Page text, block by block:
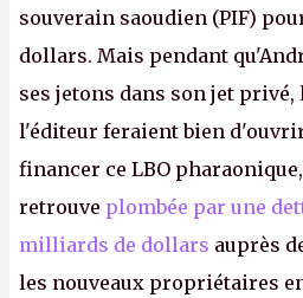
souverain saoudien (PIF)
dollars. Mais pendant
ses jetons dans son jet privé,
l'éditeur feraient bien
financer ce LBO
retrouve plombée par une
milliards de dollars auprès
les nouveaux propriétaires